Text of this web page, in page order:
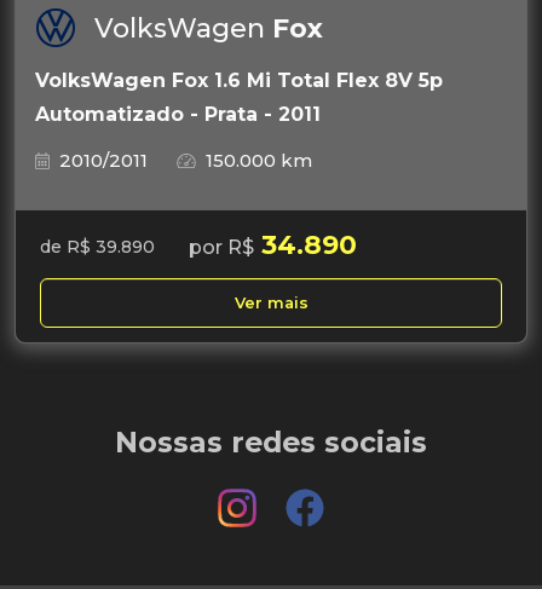
VolksWagen Fox
VolksWagen Fox 1.6 Mi Total Flex 8V 5p
Automatizado - Prata - 2011
2010/2011
150.000 km
de R$ 39.890 por R$ 34.890
Ver mais
Nossas redes sociais